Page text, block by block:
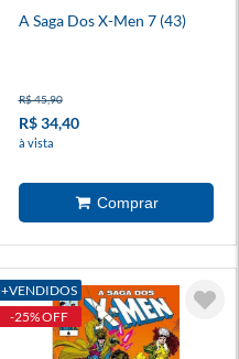
A Saga Dos X-Men 7 (43)
R$ 45,90
R$ 34,40
à vista
+VENDIDOS
-25% OFF